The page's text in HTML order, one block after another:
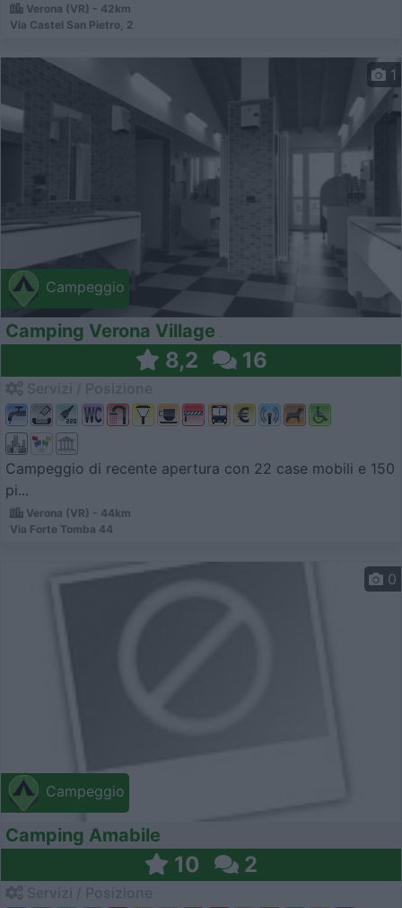
Verona (VR) - 42km
Via Castel San Pietro, 2
Campeggio
1
Camping Verona Village
8,2 16
Campeggio di recente apertura con 22 case mobili e 150
pi...
Verona (VR) - 44km
Via Forte Tomba 44
Campeggio
0
Camping Amabile
10 2